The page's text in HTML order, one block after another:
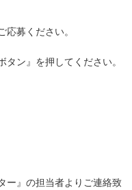
募ください。
ン』を押してください。
ー』の担当者よりご連絡致